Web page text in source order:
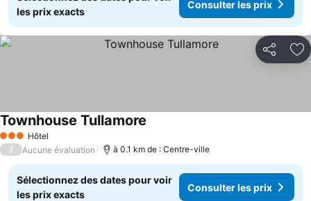
les prix exacts
Consulter les prix
Partager
3 ÉtoilesHôtel
Townhouse Tullamore
/ Aucune évaluation à 0.1 km de : Centre-ville
Sélectionnez des dates pour voir
les prix exacts
Consulter les prix